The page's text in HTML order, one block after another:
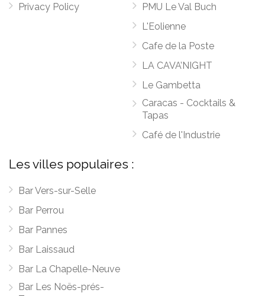
Privacy Policy
PMU Le Val Buch
L'Eolienne
Cafe de la Poste
LA CAVA’NIGHT
Le Gambetta
Caracas - Cocktails &
Tapas
Café de l'Industrie
Les villes populaires :
Bar Vers-sur-Selle
Bar Perrou
Bar Pannes
Bar Laissaud
Bar La Chapelle-Neuve
Bar Les Noës-prés-